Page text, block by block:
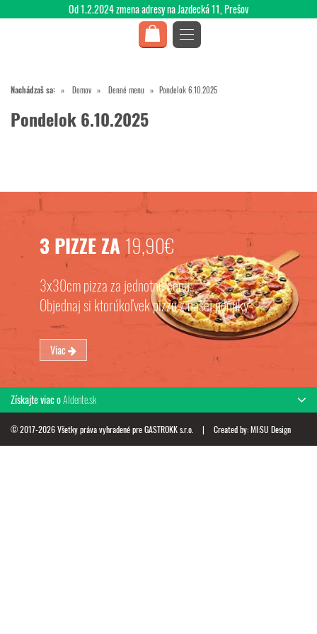
Nachádzaš sa: Domov Denné menu Pondelok 6.10.2025
Pondelok 6.10.2025
3 PIZZE ZA 19,90€
3x30cm pizza za jednotnú cenu.
Objednaj si ktorúkoľvek pizzu z našej ponuky
Viac
Získajte viac oAldente.sk
© 2017-2026 Všetky práva vyhradené pre GASTROKK s.r.o. | Created by:MI:SU Design
Od 1.2.2024 zmena adresy na Jazdecká 11, Prešov